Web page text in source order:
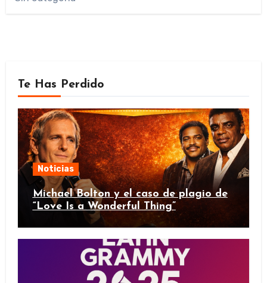
Te Has Perdido
Noticias
Michael Bolton y el caso de plagio de
“Love Is a Wonderful Thing”